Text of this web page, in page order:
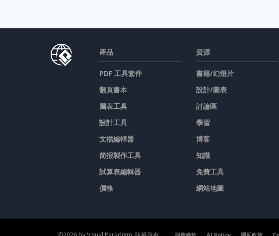
產品
PDF 工具套件
翻頁書本
圖表工具
設計工具
文檔編輯器
简报製作工具
試算表編輯器
價格
資源
書籍/幻燈片
設計/圖表
討論區
學習
博客
知識
免費工具
網站地圖